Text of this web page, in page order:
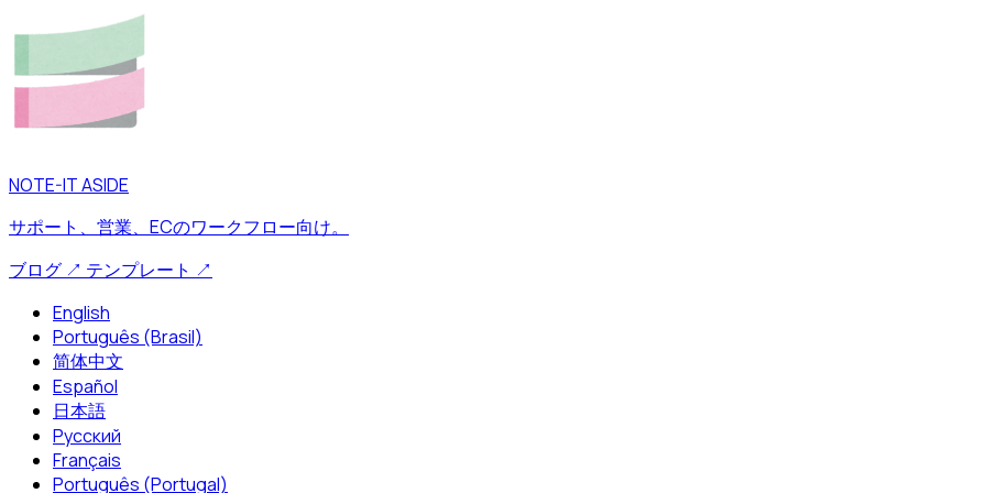
NOTE-IT ASIDE
サポート、営業、ECのワークフロー向け。
ブログ ↗ テンプレート ↗
English
Português (Brasil)
简体中文
Español
日本語
Русский
Français
Português (Portugal)